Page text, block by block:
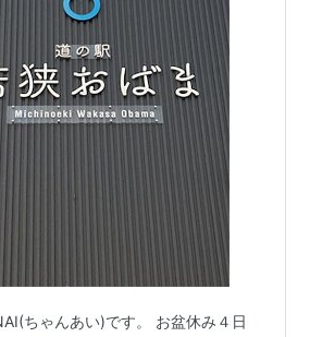
ちゃんあい)です。 お盆休み４日